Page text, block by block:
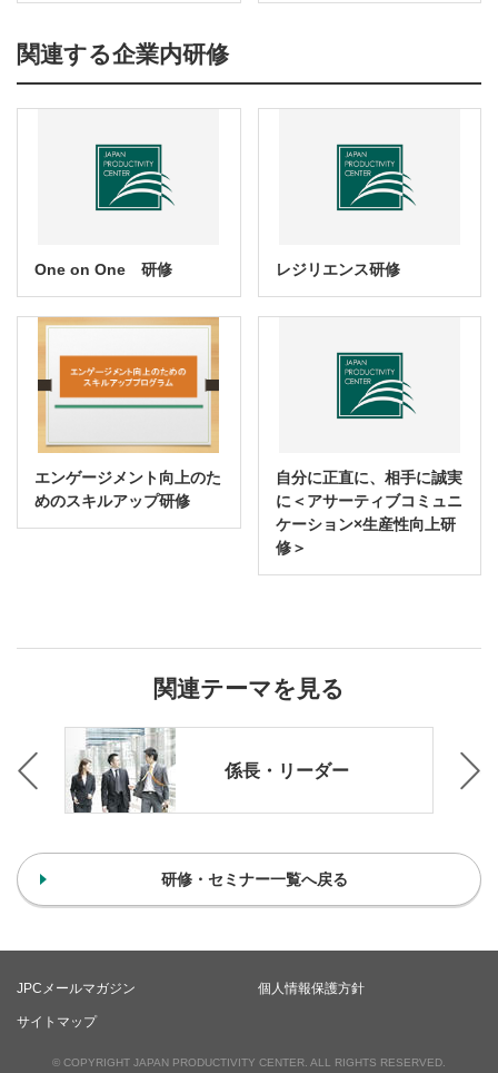
関連する企業内研修
One on One 研修 レジリエンス研修
エンゲージメント向上のた
めのスキルアップ研修
自分に正直に、相手に誠実
に＜アサーティブコミュニ
ケーション×生産性向上研
修＞
関連テーマを見る
） 係長・リーダー
研修・セミナー一覧へ戻る
JPCメールマガジン 個人情報保護方針
サイトマップ
© COPYRIGHT JAPAN PRODUCTIVITY CENTER. ALL RIGHTS RESERVED.